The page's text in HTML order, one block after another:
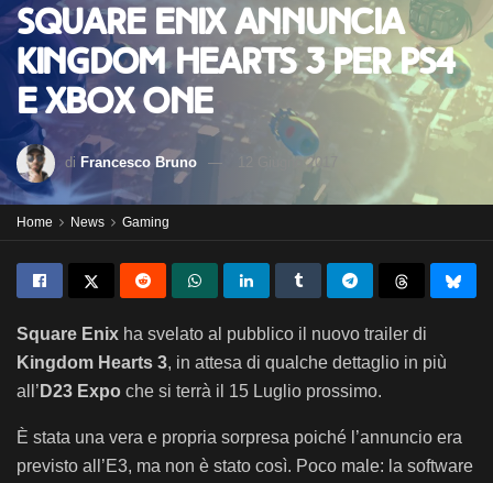
Square Enix annuncia
Kingdom Hearts 3 per PS4
e Xbox One
di Francesco Bruno 12 Giugno 2017
Home News Gaming
Square Enix ha svelato al pubblico il nuovo trailer di
Kingdom Hearts 3, in attesa di qualche dettaglio in più
all’ D23 Expo che si terrà il 15 Luglio prossimo.
È stata una vera e propria sorpresa poiché l’annuncio era
previsto all’E3, ma non è stato così. Poco male: la software